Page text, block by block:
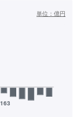
単位： 億円